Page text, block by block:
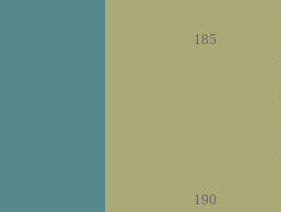
185
190